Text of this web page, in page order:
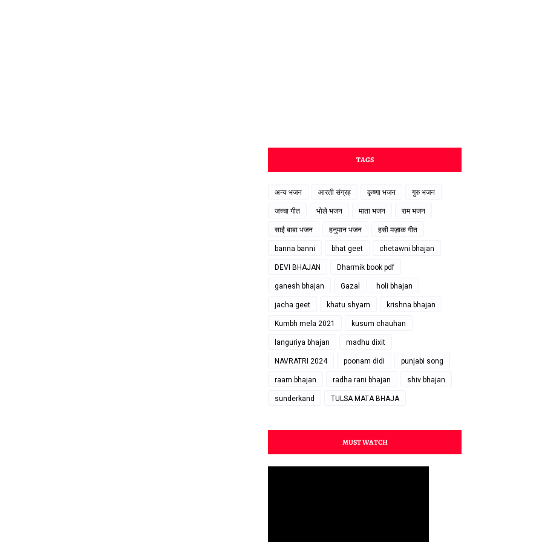
TAGS
अन्य भजन आरती संग्रह कृष्णा भजन गुरु भजन
जच्चा गीत भोले भजन माता भजन राम भजन
साईं बाबा भजन हनुमान भजन हसी मज़ाक गीत
banna banni bhat geet chetawni bhajan
DEVI BHAJAN Dharmik book pdf
ganesh bhajan Gazal holi bhajan
jacha geet khatu shyam krishna bhajan
Kumbh mela 2021 kusum chauhan
languriya bhajan madhu dixit
NAVRATRI 2024 poonam didi punjabi song
raam bhajan radha rani bhajan shiv bhajan
sunderkand TULSA MATA BHAJA
MUST WATCH